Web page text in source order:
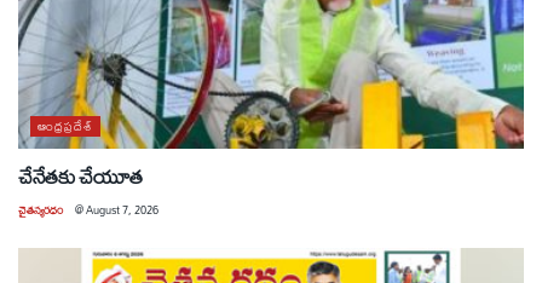
ఆంధ్రప్రదేశ్
చేనేతకు చేయూత
చైతన్యరధం @August 7, 2026